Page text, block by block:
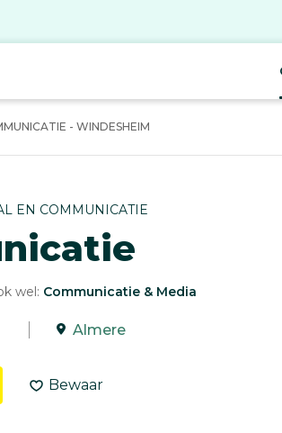
- WINDESHEIM
EN COMMUNICATIE
wel: Communicatie & Media
Almere
Bewaar